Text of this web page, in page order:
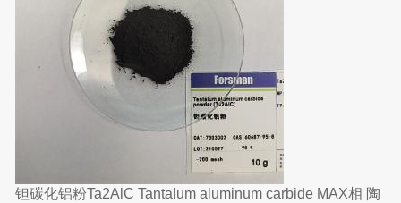
钽碳化铝粉Ta2AlC Tantalum aluminum carbide MAX相 陶